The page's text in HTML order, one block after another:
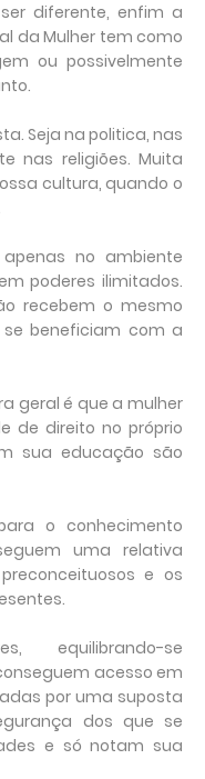
diferente, enfim a
da Mulher tem como
ou possivelmente
Seja na politica, nas
nas religiões. Muita
cultura, quando o
no ambiente
poderes ilimitados.
recebem o mesmo
beneficiam com a
geral é que a mulher
de direito no próprio
sua educação são
o conhecimento
uma relativa
e os
equilibrando-se
acesso em
por uma suposta
dos que se
e só notam sua